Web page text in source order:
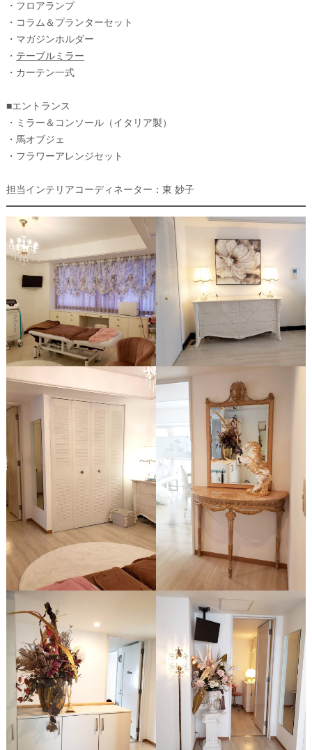
・フロアランプ
・コラム＆プランターセット
・マガジンホルダー
・ テーブルミラー
・カーテン一式
■エントランス
・ミラー＆コンソール（イタリア製）
・馬オブジェ
・フラワーアレンジセット
担当インテリアコーディネーター：東 妙子